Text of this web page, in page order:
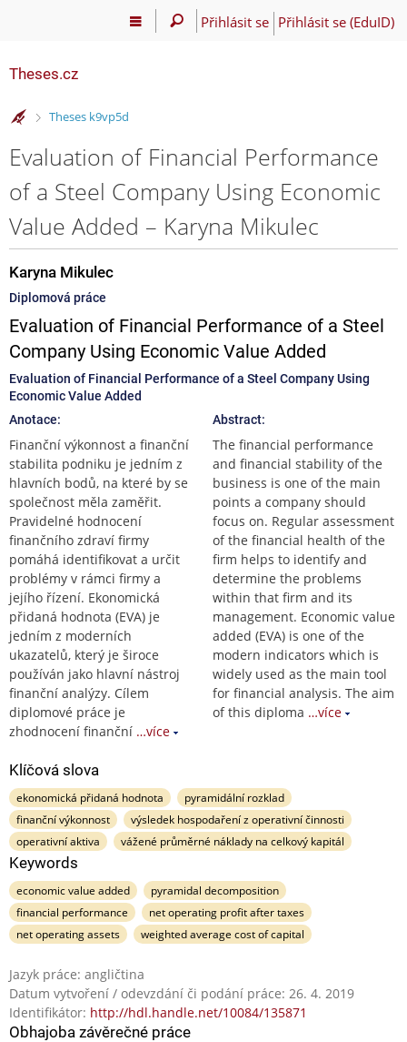
Přihlásit se Přihlásit se (EduID)
Theses.cz
>
Theses k9vp5d
Evaluation of Financial Performance
of a Steel Company Using Economic
Value Added – Karyna Mikulec
Karyna Mikulec
Diplomová práce
Evaluation of Financial Performance of a Steel
Company Using Economic Value Added
Evaluation of Financial Performance of a Steel Company Using
Economic Value Added
Anotace:
Finanční výkonnost a finanční
stabilita podniku je jedním z
hlavních bodů, na které by se
společnost měla zaměřit.
Pravidelné hodnocení
finančního zdraví firmy
pomáhá identifikovat a určit
problémy v rámci firmy a
jejího řízení. Ekonomická
přidaná hodnota (EVA) je
jedním z moderních
ukazatelů, který je široce
používán jako hlavní nástroj
finanční analýzy. Cílem
diplomové práce je
zhodnocení finanční …více
Abstract:
The financial performance
and financial stability of the
business is one of the main
points a company should
focus on. Regular assessment
of the financial health of the
firm helps to identify and
determine the problems
within that firm and its
management. Economic value
added (EVA) is one of the
modern indicators which is
widely used as the main tool
for financial analysis. The aim
of this diploma …více
Klíčová slova
ekonomická přidaná hodnota
pyramidální rozklad
finanční výkonnost
výsledek hospodaření z operativní činnosti
operativní aktiva
vážené průměrné náklady na celkový kapitál
Keywords
economic value added
pyramidal decomposition
financial performance
net operating profit after taxes
net operating assets
weighted average cost of capital
Jazyk práce: angličtina
Datum vytvoření / odevzdání či podání práce: 26. 4. 2019
Identifikátor: http://hdl.handle.net/10084/135871
Obhajoba závěrečné práce